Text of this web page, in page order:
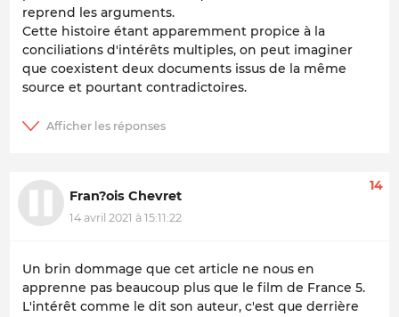
reprend les arguments.
Cette histoire étant apparemment propice à la
conciliations d'intérêts multiples, on peut imaginer
que coexistent deux documents issus de la même
source et pourtant contradictoires.
Fran?ois Chevret
14 avril 2021 à 15:11:22
14
Un brin dommage que cet article ne nous en
apprenne pas beaucoup plus que le film de France 5.
L'intérêt comme le dit son auteur, c'est que derrière